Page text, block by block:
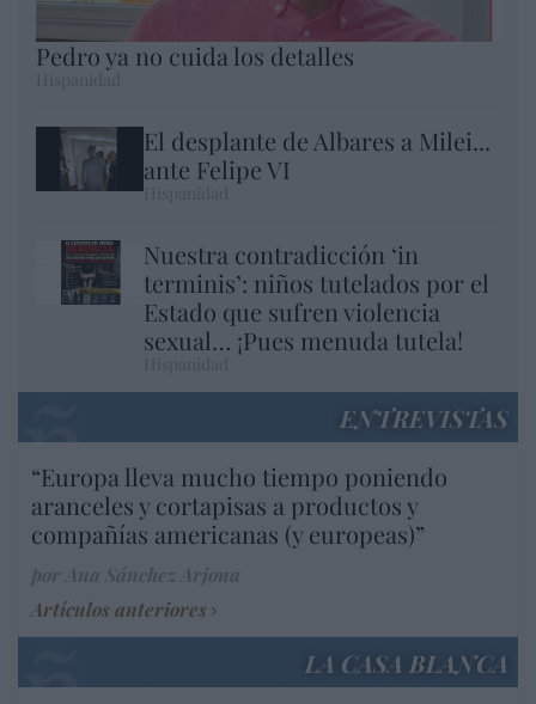
Pedro ya no cuida los detalles
El desplante de Albares a Milei...
ante Felipe VI
Nuestra contradicción ‘in
terminis’: niños tutelados por el
Estado que sufren violencia
sexual… ¡Pues menuda tutela!
ENTREVISTAS
“Europa lleva mucho tiempo poniendo
aranceles y cortapisas a productos y
compañías americanas (y europeas)”
Artículos anteriores
LA CASA BLANCA